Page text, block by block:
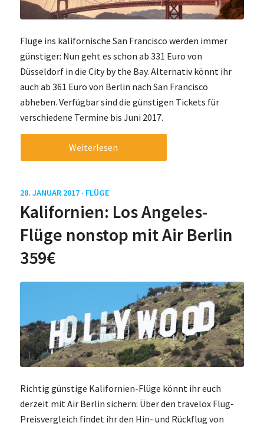
Flüge ins kalifornische San Francisco werden immer
günstiger: Nun geht es schon ab 331 Euro von
Düsseldorf in die City by the Bay. Alternativ könnt ihr
auch ab 361 Euro von Berlin nach San Francisco
abheben. Verfügbar sind die günstigen Tickets für
verschiedene Termine bis Juni 2017.
Weiterlesen
28. JANUAR 2017 · FLÜGE
Kalifornien: Los Angeles-
Flüge nonstop mit Air Berlin
359€
Richtig günstige Kalifornien-Flüge könnt ihr euch
derzeit mit Air Berlin sichern: Über den travelox Flug-
Preisvergleich findet ihr den Hin- und Rückflug von